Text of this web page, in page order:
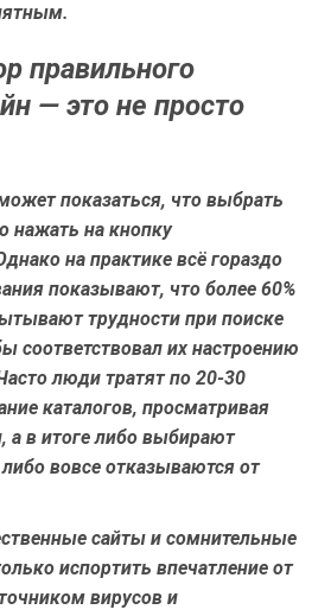
правильного
— это не просто
показаться, что выбрать
нажать на кнопку
на практике всё гораздо
показывают, что более 60%
трудности при поиске
соответствовал их настроению
люди тратят по 20-30
каталогов, просматривая
а в итоге либо выбирают
вовсе отказываются от
сайты и сомнительные
испортить впечатление от
вирусов и